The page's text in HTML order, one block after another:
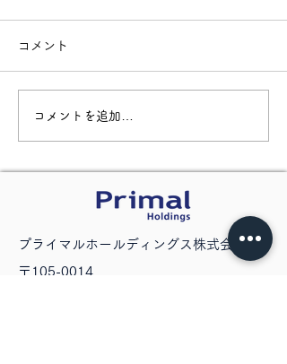
【新卒向け】プライマル
施のお知らせ
コメント
コメントを追加…
​プライマルホールディングス株式会社
〒105-0014